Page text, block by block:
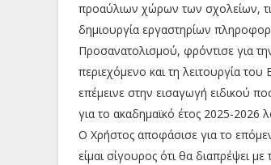
προαύλιων χώρων των σχολείων,
δημιουργία εργαστηρίων
Προσανατολισμού, φρόντισε για
περιεχόμενο και τη λειτουργία
επέμεινε στην εισαγωγή ειδικού
για το ακαδημαϊκό έτος 2025-2026
Ο Χρήστος αποφάσισε για το
είμαι σίγουρος ότι θα διαπρέψει